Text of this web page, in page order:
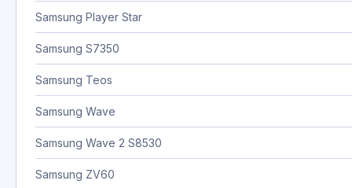
Samsung Player Star
Samsung S7350
Samsung Teos
Samsung Wave
Samsung Wave 2 S8530
Samsung ZV60